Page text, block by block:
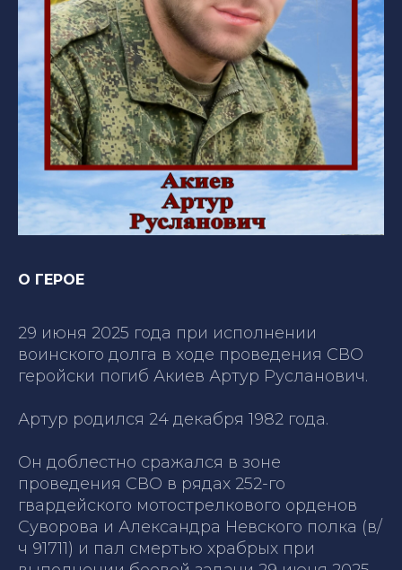
О ГЕРОЕ
29 июня 2025 года при исполнении
воинского долга в ходе проведения СВО
геройски погиб Акиев Артур Русланович.
Артур родился 24 декабря 1982 года.
Он доблестно сражался в зоне
проведения СВО в рядах 252-го
гвардейского мотострелкового орденов
Суворова и Александра Невского полка (в/
ч 91711) и пал смертью храбрых при